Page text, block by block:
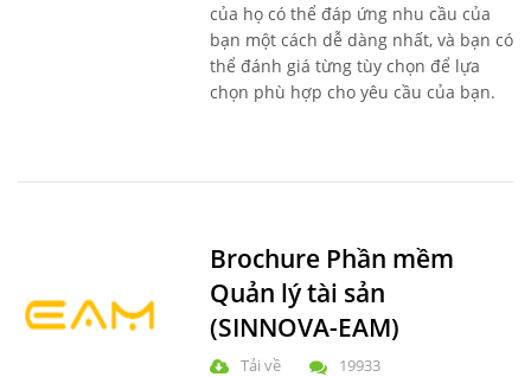
của họ có thể đáp ứng nhu cầu của
bạn một cách dễ dàng nhất, và bạn có
thể đánh giá từng tùy chọn để lựa
chọn phù hợp cho yêu cầu của bạn.
Brochure Phần mềm
Quản lý tài sản
(SINNOVA-EAM)
Tải về 19933